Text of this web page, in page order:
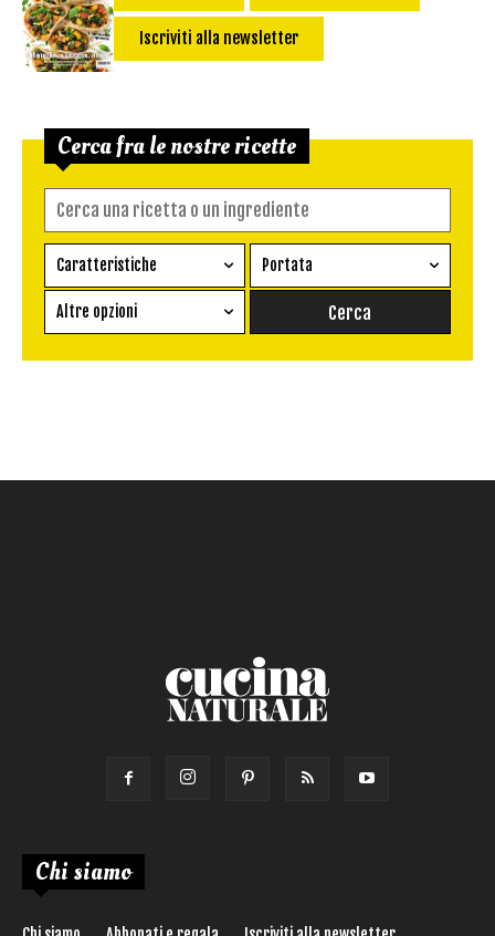
Iscriviti alla newsletter
Cerca fra le nostre ricette
Caratteristiche
Ricetta vegetariana
Senza glutine
Portata
Conserva
Altre opzioni
Chi siamo